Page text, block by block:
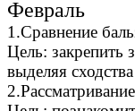
Февраль
1.Сравнение
Цель: закрепить
выделяя